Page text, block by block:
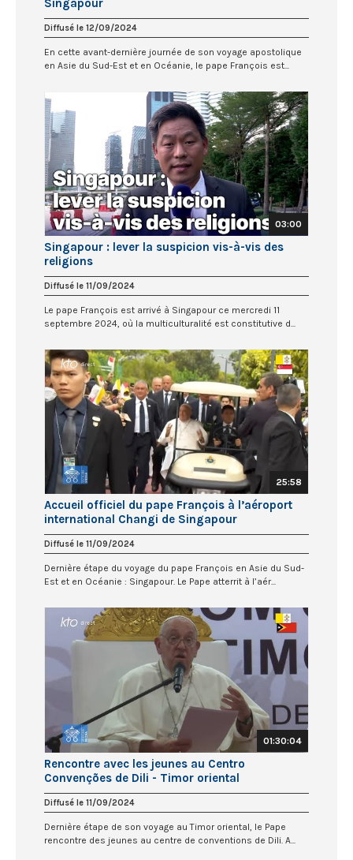
Diffusé le 12/09/2024
En cette avant-dernière journée de son voyage apostolique
en Asie du Sud-Est et en Océanie, le pape François est...
03:00
Singapour : lever la suspicion vis-à-vis des
religions
Diffusé le 11/09/2024
Le pape François est arrivé à Singapour ce mercredi 11
septembre 2024, où la multiculturalité est constitutive d...
25:58
Accueil officiel du pape François à l’aéroport
international Changi de Singapour
Diffusé le 11/09/2024
Dernière étape du voyage du pape François en Asie du Sud-
Est et en Océanie : Singapour. Le Pape atterrit à l’aér...
01:30:04
Rencontre avec les jeunes au Centro
Convenções de Dili - Timor oriental
Diffusé le 11/09/2024
Dernière étape de son voyage au Timor oriental, le Pape
rencontre des jeunes au centre de conventions de Dili. A...